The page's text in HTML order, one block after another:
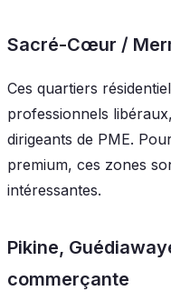
Sacré-Cœur /
Ces quartiers
professionnels
dirigeants de PME.
premium, ces zones
intéressantes.
Pikine,
commerçante